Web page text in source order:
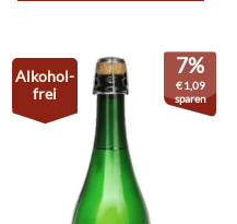
Alkohol-
frei
7%
€1,09
sparen